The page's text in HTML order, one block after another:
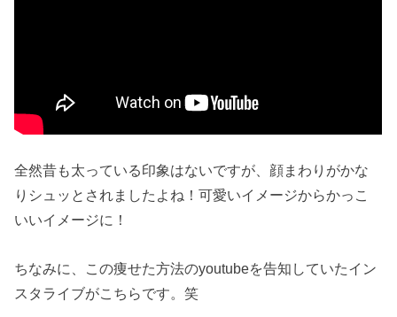
全然昔も太っている印象はないですが、顔まわりがかな
りシュッとされましたよね！可愛いイメージからかっこ
いいイメージに！
ちなみに、この痩せた方法のyoutubeを告知していたイン
スタライブがこちらです。笑